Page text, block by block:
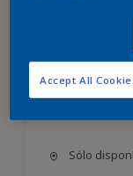
Sólo
Accept All